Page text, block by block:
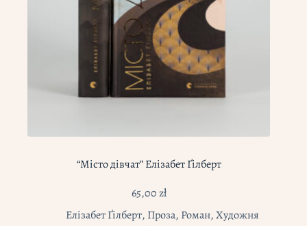
“Місто дівчат” Елізабет Ґілберт
65,00zł
Елізабет Ґілберт, Проза, Роман,Художня